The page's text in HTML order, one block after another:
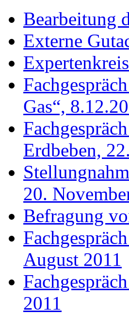
Bearbeitung
Externe
Gas“,
Erdbeben,
20.
Befragung
August 2011
2011